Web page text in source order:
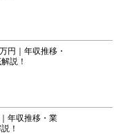
円｜年収推移・
説！
年収推移・業
！